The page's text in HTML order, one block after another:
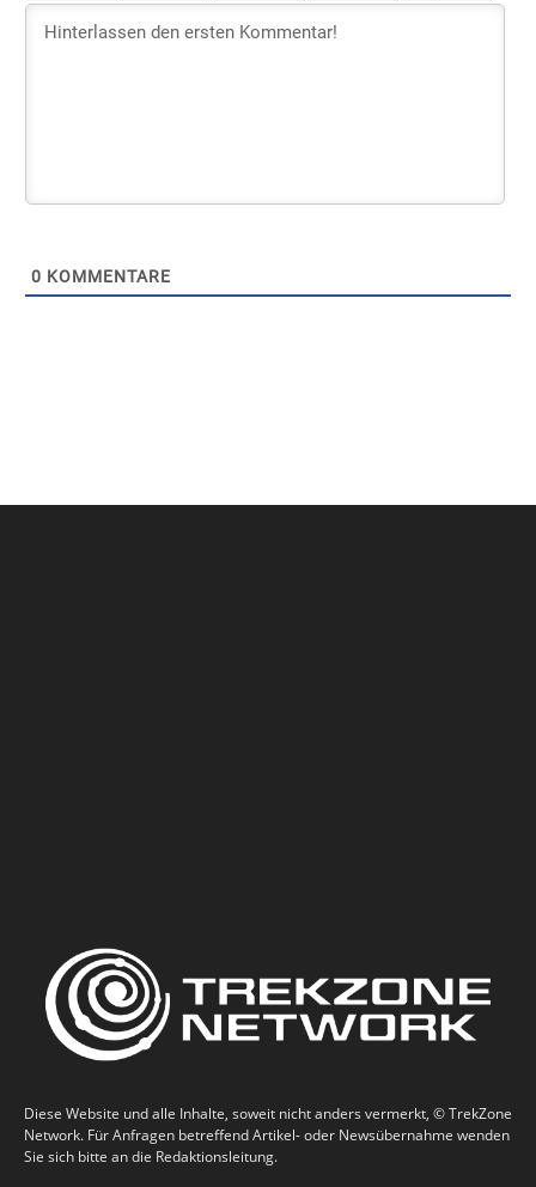
0 KOMMENTARE
Diese Website und alle Inhalte, soweit nicht anders vermerkt, © TrekZone
Network. Für Anfragen betreffend Artikel- oder Newsübernahme wenden
Sie sich bitte an die Redaktionsleitung.